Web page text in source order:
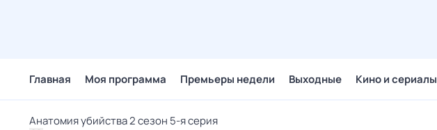
Главная Моя программа Премьеры недели Выходные Кино и сериалы
Анатомия убийства 2 сезон 5-я серия